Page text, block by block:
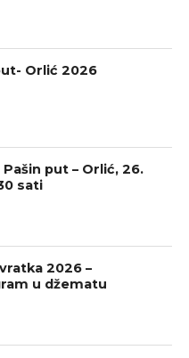
Orlić 2026
put – Orlić, 26.
sati
2026 –
u džematu